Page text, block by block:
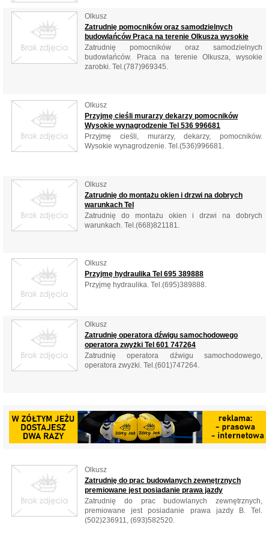
Olkusz
Zatrudnię pomocników oraz samodzielnych
budowlańców Praca na terenie Olkusza wysokie
Zatrudnię pomocników oraz samodzielnych
budowlańców. Praca na terenie Olkusza, wysokie
zarobki. Tel.(787)969345.
Olkusz
Przyjmę cieśli murarzy dekarzy pomocników
Wysokie wynagrodzenie Tel 536 996681
Przyjmę cieśli, murarzy, dekarzy, pomocników.
Wysokie wynagrodzenie. Tel.(536)996681.
Olkusz
Zatrudnię do montażu okien i drzwi na dobrych
warunkach Tel
Zatrudnię do montażu okien i drzwi na dobrych
warunkach. Tel.(668)821181.
Olkusz
Przyjmę hydraulika Tel 695 389888
Przyjmę hydraulika. Tel.(695)389888.
Olkusz
Zatrudnię operatora dźwigu samochodowego
operatora zwyżki Tel 601 747264
Zatrudnię operatora dźwigu samochodowego,
operatora zwyżki. Tel.(601)747264.
Olkusz
Zatrudnię do prac budowlanych zewnętrznych
premiowane jest posiadanie prawa jazdy
Zatrudnię do prac budowlanych zewnętrznych,
premiowane jest posiadanie prawa jazdy B. Tel.
(502)236911, (693)582520.